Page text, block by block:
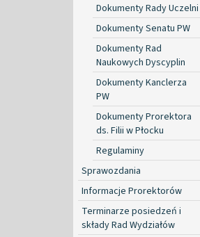
Dokumenty Rady Uczelni
Dokumenty Senatu PW
Dokumenty Rad
Naukowych Dyscyplin
Dokumenty Kanclerza
PW
Dokumenty Prorektora
ds. Filii w Płocku
Regulaminy
Sprawozdania
Informacje Prorektorów
Terminarze posiedzeń i
składy Rad Wydziałów